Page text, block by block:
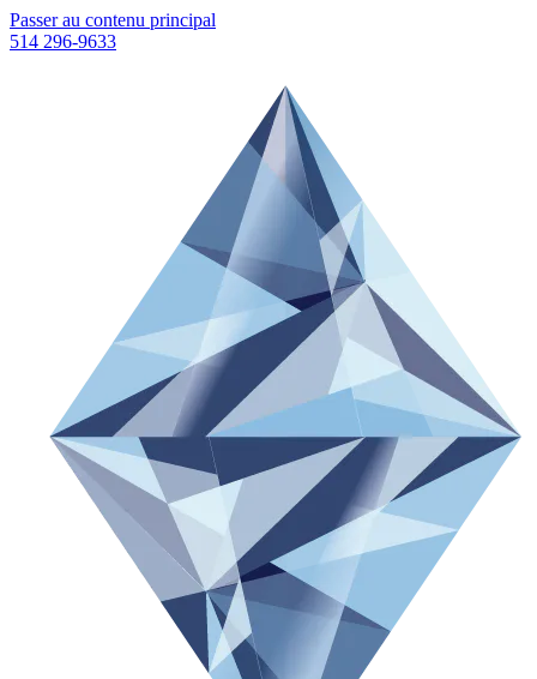
Passer au contenu principal
514 296-9633